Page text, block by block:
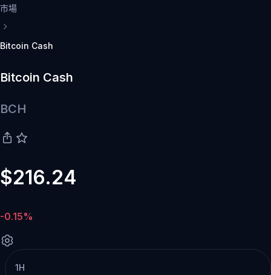
市場
Bitcoin Cash
Bitcoin Cash
BCH
$216.24
-0.15%
1H